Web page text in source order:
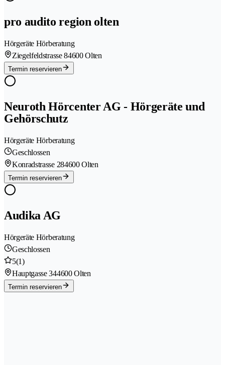
pro audito region olten
Hörgeräte Hörberatung
Ziegelfeldstrasse 84600 Olten
Termin reservieren
Neuroth Hörcenter AG - Hörgeräte und
Gehörschutz
Hörgeräte Hörberatung
Geschlossen
Konradstrasse 284600 Olten
Termin reservieren
Audika AG
Hörgeräte Hörberatung
Geschlossen
5(1)
Hauptgasse 344600 Olten
Termin reservieren